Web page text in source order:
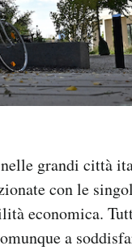
grandi città
con le
economica.
a